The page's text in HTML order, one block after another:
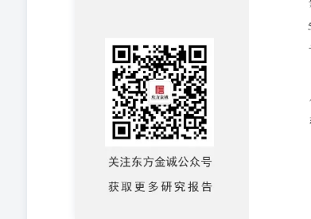
产业园区基础设施”、“民生服务”和“交通基础
各月均有发行，1-9月累计发行3376.28亿元，
发行规模超过1.2万亿元，明显高于8000亿元的
欠款、支持政府投资基金等化 债用途。这反映
术”。 9月，16个省市发行特殊新增专项债（未
752.74亿元，占比达到34.22%。9月特殊新增
途包括政府投资项目（1742.65亿元）和项目建
9月共有31个省市（含计划单列市和兵团）发
亿元，占当月总发行量的40.46%。1-9月累计